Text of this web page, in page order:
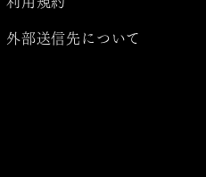
外部送信先について